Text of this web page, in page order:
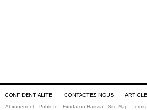
CONFIDENTIALITE CONTACTEZ-NOUS
Abonnement Publicite Fondation Harissa Site Map Terms